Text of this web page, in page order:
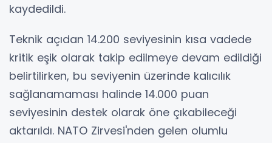
kaydedildi.
Teknik açıdan 14.200 seviyesinin kısa vadede
kritik eşik olarak takip edilmeye devam edildiği
belirtilirken, bu seviyenin üzerinde kalıcılık
sağlanamaması halinde 14.000 puan
seviyesinin destek olarak öne çıkabileceği
aktarıldı. NATO Zirvesi'nden gelen olumlu